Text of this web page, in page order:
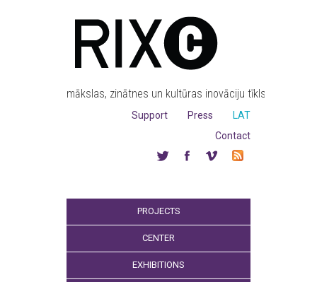
mākslas, zinātnes un kultūras inovāciju tīkls
LAT
Press
Support
Contact
PROJECTS
CENTER
EXHIBITIONS